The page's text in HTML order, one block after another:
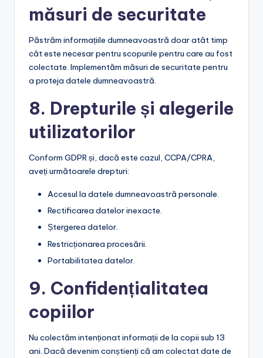
măsuri de securitate
Păstrăm informațiile dumneavoastră doar atât timp
cât este necesar pentru scopurile pentru care au fost
colectate. Implementăm măsuri de securitate pentru
a proteja datele dumneavoastră.
8. Drepturile și alegerile
utilizatorilor
Conform GDPR și, dacă este cazul, CCPA/CPRA,
aveți următoarele drepturi:
Accesul la datele dumneavoastră personale.
Rectificarea datelor inexacte.
Ștergerea datelor.
Restricționarea procesării.
Portabilitatea datelor.
9. Confidențialitatea
copiilor
Nu colectăm intenționat informații de la copii sub 13
ani. Dacă devenim conștienți că am colectat date de